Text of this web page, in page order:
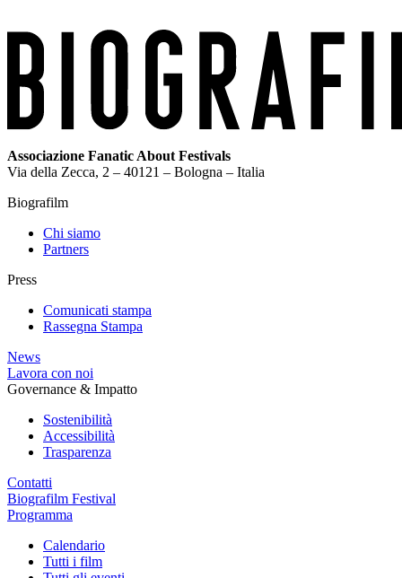
Associazione Fanatic About Festivals
Via della Zecca, 2 – 40121 – Bologna – Italia
Biografilm
Chi siamo
Partners
Press
Comunicati stampa
Rassegna Stampa
News
Lavora con noi
Governance & Impatto
Sostenibilità
Accessibilità
Trasparenza
Contatti
Biografilm Festival
Programma
Calendario
Tutti i film